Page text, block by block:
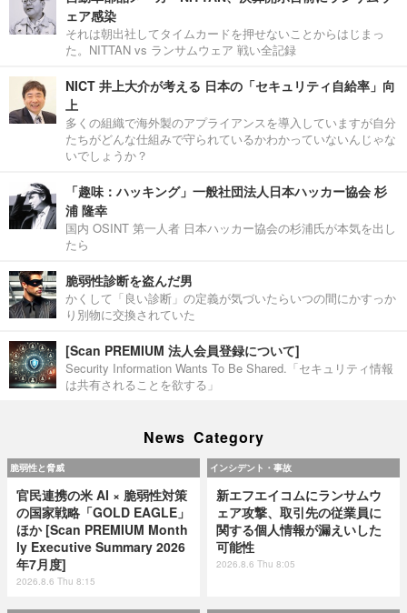
ェア感染
それは朝出社してタイムカードを押せないことからはじまっ
た。NITTAN vs ランサムウェア 戦い全記録
NICT 井上大介が考える 日本の「セキュリティ自給率」向
上
多くの組織で海外製のアプライアンスを導入していますが自分
たちがどんな仕組みで守られているかわかっていないんじゃな
いでしょうか？
「趣味：ハッキング」一般社団法人日本ハッカー協会 杉
浦 隆幸
国内 OSINT 第一人者 日本ハッカー協会の杉浦氏が本気を出し
たら
脆弱性診断を盗んだ男
かくして「良い診断」の定義が気づいたらいつの間にかすっか
り別物に交換されていた
[Scan PREMIUM 法人会員登録について]
Security Information Wants To Be Shared.「セキュリティ情報
は共有されることを欲する」
News Category
脆弱性と脅威
官民連携の米 AI × 脆弱性対策
の国家戦略「GOLD EAGLE」
ほか [Scan PREMIUM Month
ly Executive Summary 2026
年7月度]
2026.8.6 Thu 8:15
インシデント・事故
新エフエイコムにランサムウ
ェア攻撃、取引先の従業員に
関する個人情報が漏えいした
可能性
2026.8.6 Thu 8:05